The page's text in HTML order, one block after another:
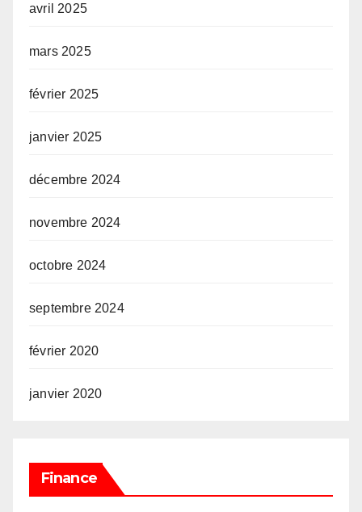
avril 2025
mars 2025
février 2025
janvier 2025
décembre 2024
novembre 2024
octobre 2024
septembre 2024
février 2020
janvier 2020
Finance